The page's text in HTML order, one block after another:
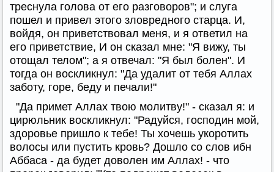
треснула голова от его разговоров"; и слуга
пошел и привел этого зловредного старца. И,
войдя, он приветствовал меня, и я ответил на
его приветствие, И он сказал мне: "Я вижу, ты
отощал телом"; а я отвечал: "Я был болен". И
тогда он воскликнул: "Да удалит от тебя Аллах
заботу, горе, беду и печали!"
"Да примет Аллах твою молитву!" - сказал я: и
цирюльник воскликнул: "Радуйся, господин мой,
здоровье пришло к тебе! Ты хочешь укоротить
волосы или пустить кровь? Дошло со слов ибн
Аббаса - да будет доволен им Аллах! - что